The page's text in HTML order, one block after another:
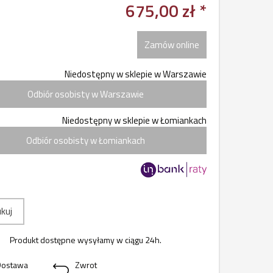
675,00 zł *
Zamów online
Niedostępny w sklepie w Warszawie
Odbiór osobisty w Warszawie
Niedostępny w sklepie w Łomiankach
Odbiór osobisty w Łomiankach
Produkt dostępne wysyłamy w ciągu 24h.
Zwrot